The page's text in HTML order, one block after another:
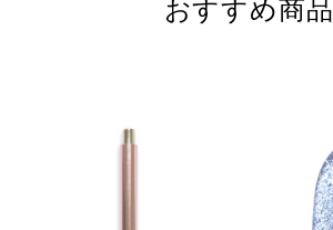
おすすめ商品